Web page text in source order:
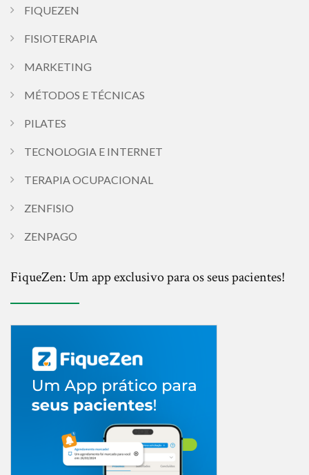
FIQUEZEN
FISIOTERAPIA
MARKETING
MÉTODOS E TÉCNICAS
PILATES
TECNOLOGIA E INTERNET
TERAPIA OCUPACIONAL
ZENFISIO
ZENPAGO
FiqueZen: Um app exclusivo para os seus pacientes!